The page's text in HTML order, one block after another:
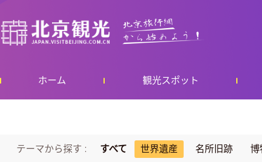
ホーム 観光スポット
テーマから探す : すべて 世界遺産 名所旧跡